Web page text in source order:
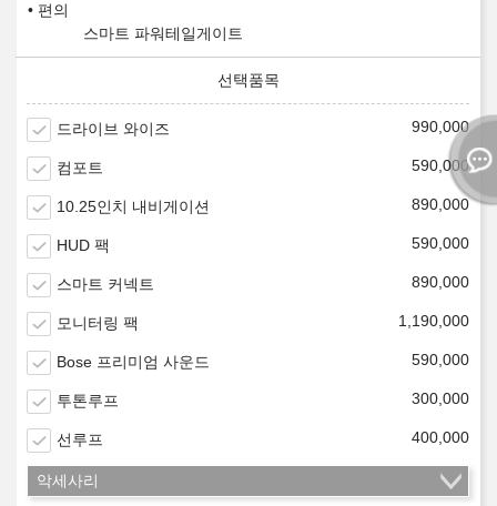
편의
스마트 파워테일게이트
드라이브 와이즈 990,000
컴포트 590,000
10.25인치 내비게이션 890,000
HUD 팩 590,000
스마트 커넥트 890,000
모니터링 팩 1,190,000
Bose 프리미엄 사운드 590,000
투톤루프 300,000
선루프 400,000
악세사리